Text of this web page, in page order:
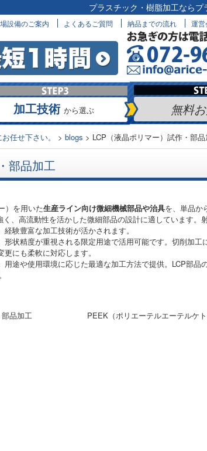
プラスチック・樹脂加工なら
へ
設備のご案内 よくあるご質問 納品までの流れ 運営
加工技術 から選ぶ 無料
任せ下さい。 > blogs > LCP（液晶ポリマー）試作・部
部品加工
）を用いた生産ライン向け微細機械部品や治具を、単品か
、高流動性を活かした微細部品の設計に適しています。
験豊富な加工技術が活かされます。
状精度が重視される限定用途で活用可能です。切削加工
にも柔軟に対応します。
途や使用環境に応じた最適な加工方法で提供。LCP部品
品加工 PEEK（ポリエーテルエーテルケ